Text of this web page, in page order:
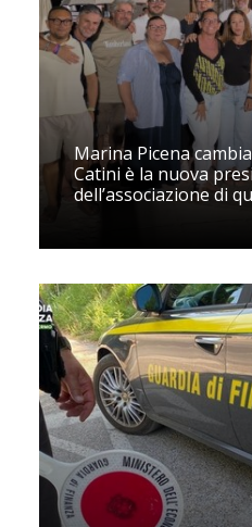
Marina Picena
Catini è la nuova
dell’associazione di